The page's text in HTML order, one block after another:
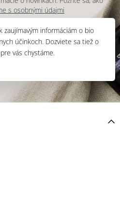
s osobnými údajmi
k zaujímavým informáciám o bio
účinkoch. Dozviete sa tiež o
vás chystáme.